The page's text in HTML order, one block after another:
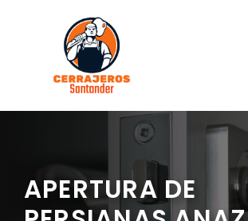
contenido
APERTURA DE